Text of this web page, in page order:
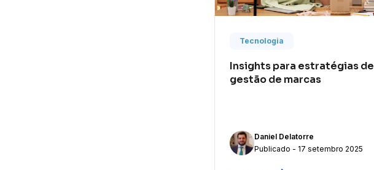
Tecnologia
Insights para estratégias de
gestão de marcas
Daniel Delatorre
Publicado - 17 setembro 2025